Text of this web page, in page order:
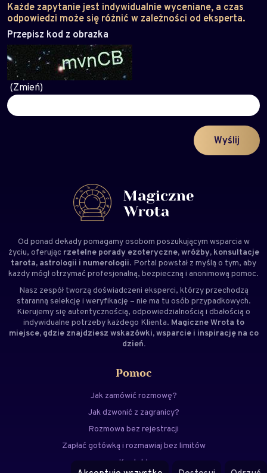
Każde zapytanie jest indywidualnie wyceniane, a czas
odpowiedzi może się różnić w zależności od eksperta.
Przepisz kod z obrazka
(Zmień)
Od ponad dekady pomagamy osobom poszukującym wsparcia w
życiu, oferując rzetelne porady ezoteryczne, wróżby, konsultacje
tarota, astrologii i numerologii. Portal powstał z myślą o tym, aby
każdy mógł otrzymać profesjonalną, bezpieczną i anonimową pomoc.
Nasz zespół tworzą doświadczeni eksperci, którzy przechodzą
staranną selekcję i weryfikację – nie ma tu osób przypadkowych.
Kierujemy się autentycznością, odpowiedzialnością i dbałością o
indywidualne potrzeby każdego Klienta. Magiczne Wrota to
miejsce, gdzie znajdziesz wskazówki, wsparcie i inspirację na co
dzień.
Pomoc
Jak zamówić rozmowę?
Jak dzwonić z zagranicy?
Rozmowa bez rejestracji
Zapłać gotówką i rozmawiaj bez limitów
Kontakt